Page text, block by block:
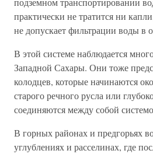
практически не тратится ни
не допускает фильтрации воды
В этой системе наблюдается
Западной Сахары. Они тоже
колодцев, которые начинаются
старого речного русла или
соединяются между собой
В горных районах и предгорьях
углублениях и расселинах, где